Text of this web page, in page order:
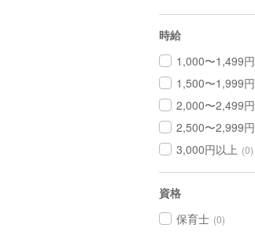
時給
1,000〜1,499円
1,500〜1,999円
2,000〜2,499円
2,500〜2,999円
3,000円以上 (0)
資格
保育士 (0)